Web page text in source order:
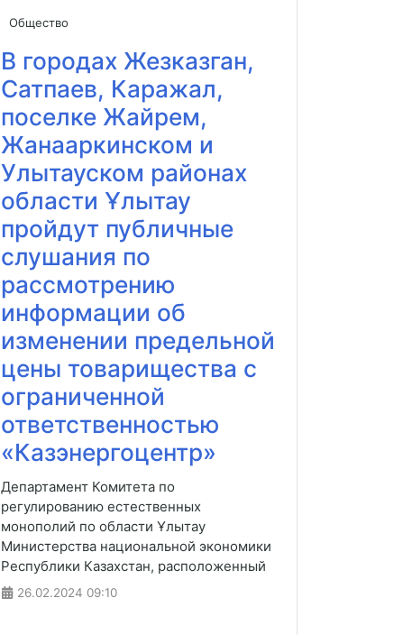
Общество
В городах Жезказган,
Сатпаев, Каражал,
поселке Жайрем,
Жанааркинском и
Улытауском районах
области Ұлытау
пройдут публичные
слушания по
рассмотрению
информации об
изменении предельной
цены товарищества с
ограниченной
ответственностью
«Казэнергоцентр»
Департамент Комитета по
регулированию естественных
монополий по области Ұлытау
Министерства национальной экономики
Республики Казахстан, расположенный
26.02.2024 09:10